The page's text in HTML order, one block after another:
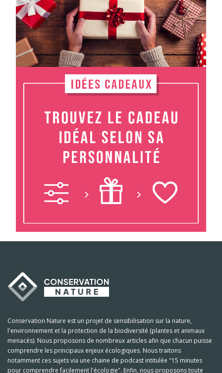
Conservation Nature est un projet de sensibilisation sur la nature,
l'environnement et la protection de la biodiversité (plantes et animaux
menacés). Nous proposons de nombreux articles afin que chacun puisse
comprendre les principaux enjeux écologiques. Nous traitons
notamment ces sujets via une chaine de podcast intitulée "15 minutes
pour comprendre facilement l'écologie". Enfin, nous proposons toute